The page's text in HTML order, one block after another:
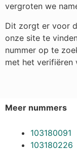
vergroten we
Dit zorgt er voor
onze site te
nummer op te
met het verifiëren
Meer nummers
103180091
103180226